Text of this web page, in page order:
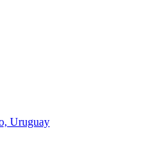
Uruguay